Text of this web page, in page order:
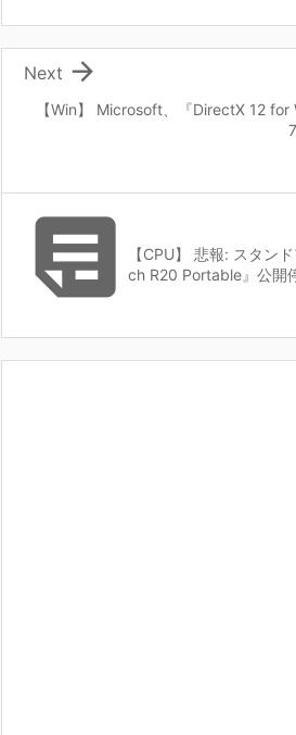
【Win】 Microsoft、『DirectX 12 for

Next
 【CPU】 悲報: スタン
ch R20 Portable』公開